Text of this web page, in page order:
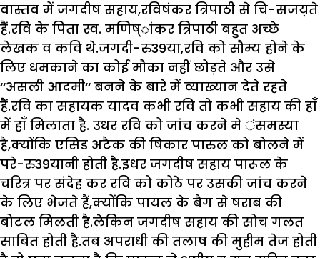
वास्तव में जगदीष सहाय,रविषंकर त्रिपाठी से चि-सजय़ते
हैं.रवि के पिता स्व. मणिष्ांकर त्रिपाठी बहुत अच्छे
लेखक व कवि थे.जगदी-रु39या,रवि को सौम्य होने के
लिए धमकाने का कोई मौका नहीं छोड़ते और उसे
‘‘असली आदमी‘‘ बनने के बारे में व्याख्यान देते रहते
हैं.रवि का सहायक यादव कभी रवि तो कभी सहाय की हॉं
में हॉं मिलाता है. उधर रवि को जांच करने मे ंसमस्या
है,क्योंकि एसिड अटैक की षिकार पारुल को बोलने में
परे-रु39यानी होती है.इधर जगदीष सहाय पारूल के
चरित्र पर संदेह कर रवि को कोठे पर उसकी जांच करने
के लिए भेजते हैं,क्योंकि पायल के बैग से षराब की
बोटल मिलती है.लेकिन जगदीष सहाय की सोच गलत
साबित होती है.तब अपराधी की तलाष की मुहीम तेज होती